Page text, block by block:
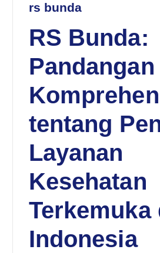
rs bunda
RS Bunda:
Pandangan
tentang
Layanan
Kesehatan
Terkemuka
Indonesia